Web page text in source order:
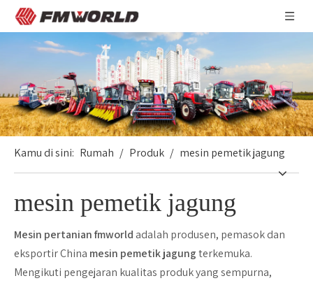
Kamu di sini: Rumah / Produk / mesin pemetik jagung
mesin pemetik jagung
Mesin pertanian fmworld adalah produsen, pemasok dan
eksportir China mesin pemetik jagungterkemuka.
Mengikuti pengejaran kualitas produk yang sempurna,